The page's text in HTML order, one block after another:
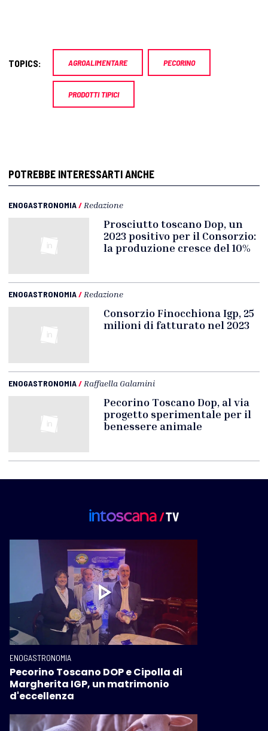
TOPICS: AGROALIMENTARE PECORINO
PRODOTTI TIPICI
POTREBBE INTERESSARTI ANCHE
ENOGASTRONOMIA/ Redazione
Prosciutto toscano Dop, un
2023 positivo per il Consorzio:
la produzione cresce del 10%
ENOGASTRONOMIA/ Redazione
Consorzio Finocchiona Igp, 25
milioni di fatturato nel 2023
ENOGASTRONOMIA/ Raffaella Galamini
Pecorino Toscano Dop, al via
progetto sperimentale per il
benessere animale
ENOGASTRONOMIA
Pecorino Toscano DOP e Cipolla di
Margherita IGP, un matrimonio
d'eccellenza